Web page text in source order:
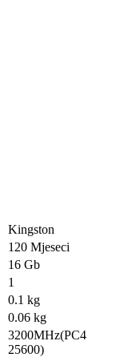
Kingston
120 Mjeseci
16 Gb
1
0.1 kg
0.06 kg
3200MHz(PC4
25600)